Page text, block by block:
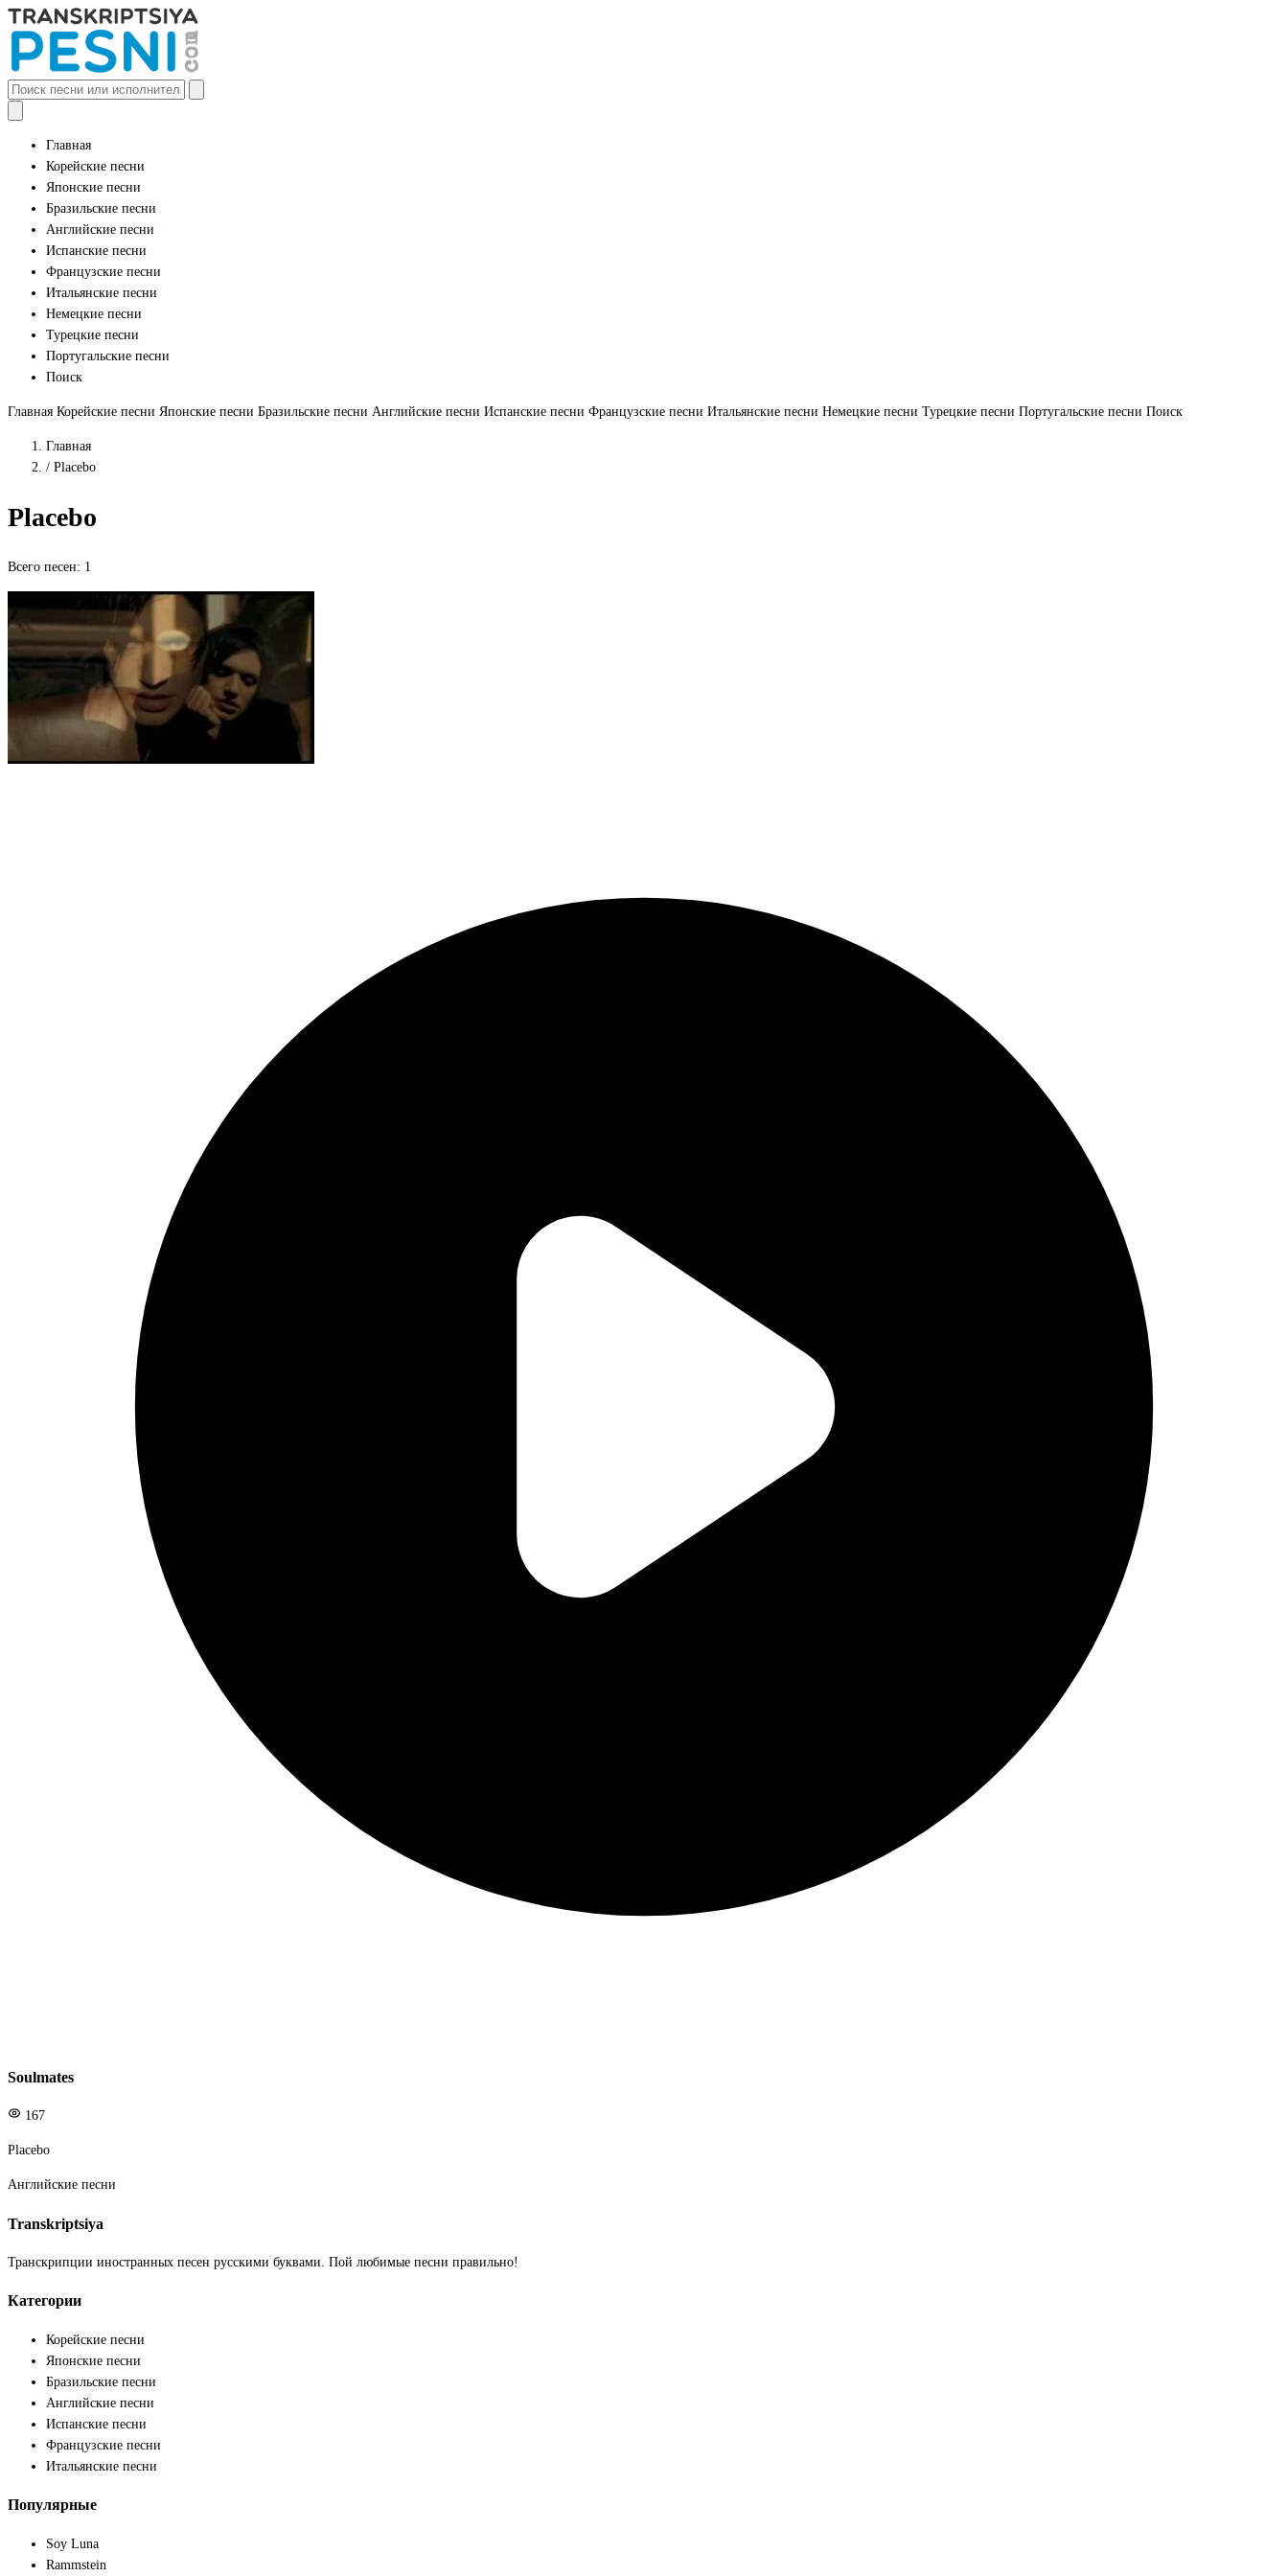
Главная
Корейские песни
Японские песни
Бразильские песни
Английские песни
Испанские песни
Французские песни
Итальянские песни
Немецкие песни
Турецкие песни
Португальские песни
Поиск
Главная Корейские песни Японские песни Бразильские песни Английские песни Испанские песни Французские песни Итальянские песни Немецкие песни Турецкие песни Португальские песни Поиск
Главная
/ Placebo
Placebo
Всего песен: 1
Soulmates
167
Placebo
Английские песни
Transkriptsiya
Транскрипции иностранных песен русскими буквами. Пой любимые песни правильно!
Категории
Корейские песни
Японские песни
Бразильские песни
Английские песни
Испанские песни
Французские песни
Итальянские песни
Популярные
Soy Luna
Rammstein